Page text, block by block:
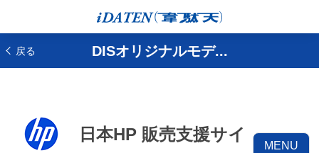
戻る DISオリジナルモデ...
日本HP 販売支援サイ
MENU